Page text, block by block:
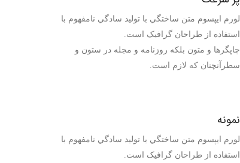
لورم ايپسوم متن ساختگي با توليد سادگي نامفهوم با
استفاده از طراحان گرافيک است.
چاپگرها و متون بلکه روزنامه و مجله در ستون و
سطرآنچنان که لازم است.
نمونه
لورم ايپسوم متن ساختگي با توليد سادگي نامفهوم با
استفاده از طراحان گرافيک است.